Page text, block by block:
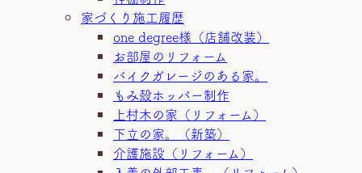
家づくり施工履歴
one degree様（店舗改装）
お部屋のリフォーム
バイクガレージのある家。
もみ殻ホッパー制作
上村木の家（リフォーム）
下立の家。（新築）
介護施設（リフォーム）